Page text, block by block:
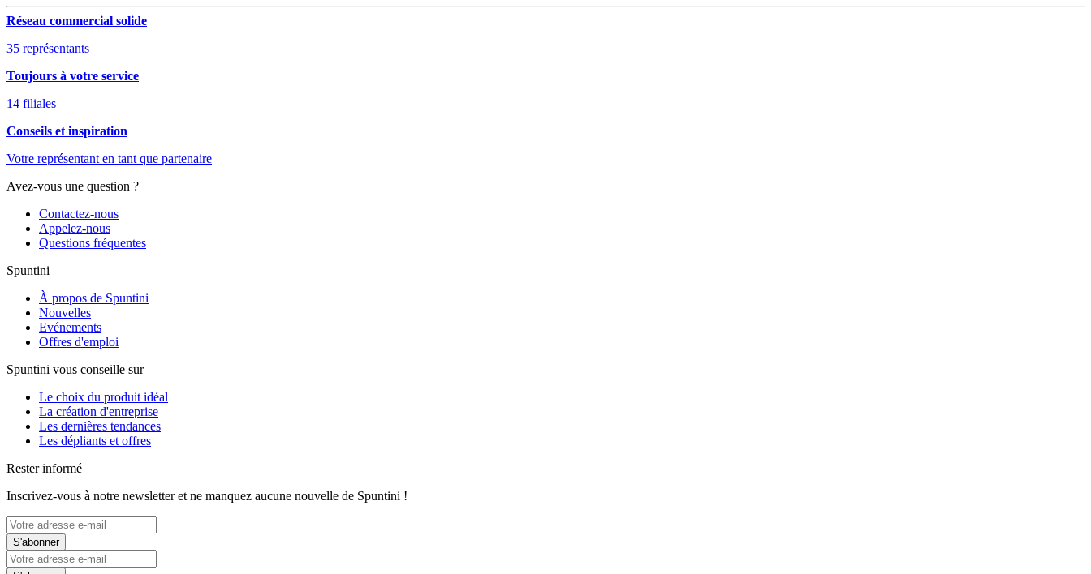
Réseau commercial solide
35 représentants
Toujours à votre service
14 filiales
Conseils et inspiration
Votre représentant en tant que partenaire
Avez-vous une question ?
Contactez-nous
Appelez-nous
Questions fréquentes
Spuntini
À propos de Spuntini
Nouvelles
Evénements
Offres d'emploi
Spuntini vous conseille sur
Le choix du produit idéal
La création d'entreprise
Les dernières tendances
Les dépliants et offres
Rester informé
Inscrivez-vous à notre newsletter et ne manquez aucune nouvelle de Spuntini !
S'abonner